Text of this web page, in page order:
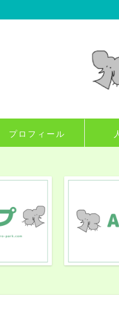
プロフィール